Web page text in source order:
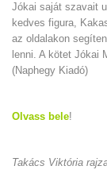
Jókai saját szavait
kedves figura,
az oldalakon
lenni. A kötet Jókai
(Naphegy Kiadó)
Olvass bele!
Takács Viktória